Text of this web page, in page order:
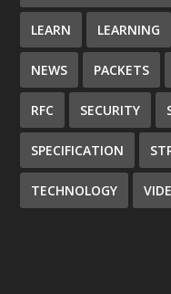
LEARN LEARNING
NEWS PACKETS
RFC SECURITY
SPECIFICATION
TECHNOLOGY